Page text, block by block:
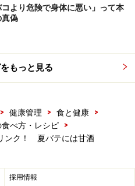
ゃユズなどのかんきつ系果
酒の風味が苦手という人に
。最新の内容をご確認くださ
断・治療を必要とする方は、適
いたします。記事内容は執筆者
コより危険で身体に悪い」って本
真偽
もっと見る
> 健康管理 > 食と健康
>
べ方・レシピ
>
ンク！ 夏バテには甘酒
採用情報